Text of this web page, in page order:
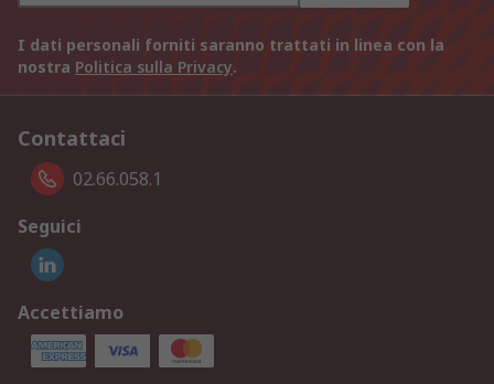
I dati personali forniti saranno trattati in linea con la
nostra Politica sulla Privacy.
Contattaci
02.66.058.1
Seguici
Accettiamo